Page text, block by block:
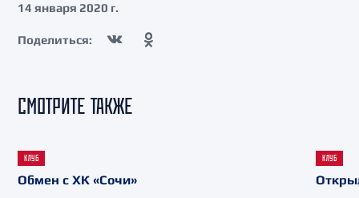
14 января 2020 г.
Поделиться:
СМОТРИТЕ ТАКЖЕ
КЛУБ
Обмен с ХК «Сочи»
КЛУБ